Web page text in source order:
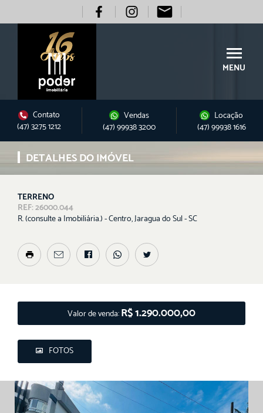
MENU
Contato
(47) 3275 1212
Vendas
(47) 99938 3200
Locação
(47) 99938 1616
DETALHES DO IMÓVEL
TERRENO
REF: 26000.044
R. (consulte a Imobiliária.) - Centro, Jaragua do Sul - SC
FOTOS
Valor de venda:R$ 1.290.000,00